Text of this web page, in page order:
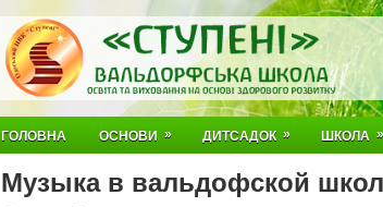
ГОЛОВНА ОСНОВИ » ДИТСАДОК » ШКОЛА »
Музыка в вальдофской